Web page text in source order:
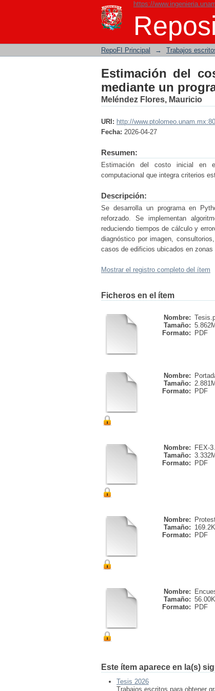
https://
Estimación del
cómputo
RepoFI Principal → Trabajos
Estimación del
mediante un
Meléndez Flores, Mauricio
URI: http://
Fecha: 2026-04-27
Resumen:
Estimación del costo inicial en
computacional que integra criterios
Descripción:
Se desarrolla un programa en
reforzado. Se implementan
reduciendo tiempos de cálculo y
diagnóstico por imagen,
casos de edificios ubicados en
Mostrar el registro completo del ítem
Ficheros en el ítem
Nombre:
Tamaño:
Formato:
PDF
Nombre:
Tamaño:
Formato:
PDF
Nombre:
FEX-
Tamaño:
Formato:
PDF
Nombre:
Tamaño:
Formato:
PDF
Nombre:
Tamaño:
Formato:
PDF
Este ítem aparece en la(s)
Tesis 2026
Trabajos escritos para obtener